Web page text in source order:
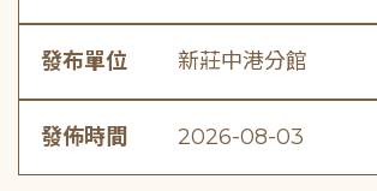
發布單位 新莊中港分館
發佈時間 2026-08-03